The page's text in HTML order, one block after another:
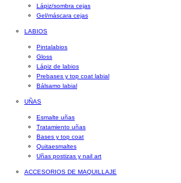
Lápiz/sombra cejas
Gel/máscara cejas
LABIOS
Pintalabios
Gloss
Lápiz de labios
Prebases y top coat labial
Bálsamo labial
UÑAS
Esmalte uñas
Tratamiento uñas
Bases y top coat
Quitaesmaltes
Uñas postizas y nail art
ACCESORIOS DE MAQUILLAJE